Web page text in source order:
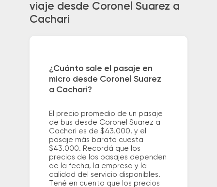
viaje desde Coronel Suarez a
Cachari
¿Cuánto sale el pasaje en
micro desde Coronel Suarez
a Cachari?
El precio promedio de un pasaje
de bus desde Coronel Suarez a
Cachari es de $43.000, y el
pasaje más barato cuesta
$43.000. Recordá que los
precios de los pasajes dependen
de la fecha, la empresa y la
calidad del servicio disponibles.
Tené en cuenta que los precios